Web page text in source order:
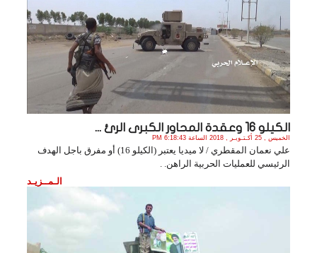
الكيلو 16 وعقدة المحاور الكبرى الرئ ...
الخميس , 25 أكـتـوبـر , 2018 الساعة 6:18:43 PM
علي نعمان المقطري / لا ميديا يعتبر (الكيلو 16) أو مفرق باجل الهدف
الرئيسي للعمليات الحربية الراهن. .
الـمــزيـد